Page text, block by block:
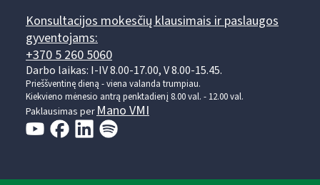
Konsultacijos mokesčių klausimais ir paslaugos
gyventojams:
+370 5 260 5060
Darbo laikas: I-IV 8.00-17.00, V 8.00-15.45.
Prieššventinę dieną - viena valanda trumpiau.
Kiekvieno mėnesio antrą penktadienį 8.00 val. - 12.00 val.
Paklausimas perMano VMI